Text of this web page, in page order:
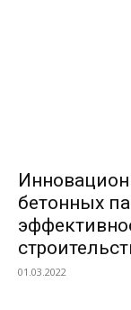
бетонных
01.03.2022